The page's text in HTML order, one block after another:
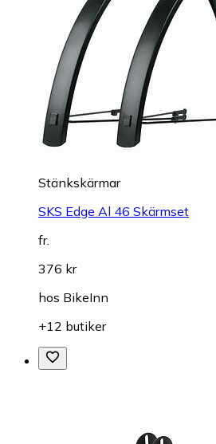
Stänkskärmar
SKS Edge Al 46 Skärmset
fr.
376 kr
hos BikeInn
+12 butiker